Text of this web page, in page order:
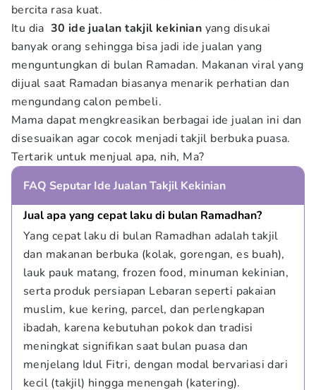
bercita rasa kuat.
Itu dia 30 ide jualan takjil kekinian yang disukai
banyak orang sehingga bisa jadi ide jualan yang
menguntungkan di bulan Ramadan. Makanan viral yang
dijual saat Ramadan biasanya menarik perhatian dan
mengundang calon pembeli.
Mama dapat mengkreasikan berbagai ide jualan ini dan
disesuaikan agar cocok menjadi takjil berbuka puasa.
Tertarik untuk menjual apa, nih, Ma?
FAQ Seputar Ide Jualan Takjil Kekinian
Jual apa yang cepat laku di bulan Ramadhan?
Yang cepat laku di bulan Ramadhan adalah takjil
dan makanan berbuka (kolak, gorengan, es buah),
lauk pauk matang, frozen food, minuman kekinian,
serta produk persiapan Lebaran seperti pakaian
muslim, kue kering, parcel, dan perlengkapan
ibadah, karena kebutuhan pokok dan tradisi
meningkat signifikan saat bulan puasa dan
menjelang Idul Fitri, dengan modal bervariasi dari
kecil (takjil) hingga menengah (katering).